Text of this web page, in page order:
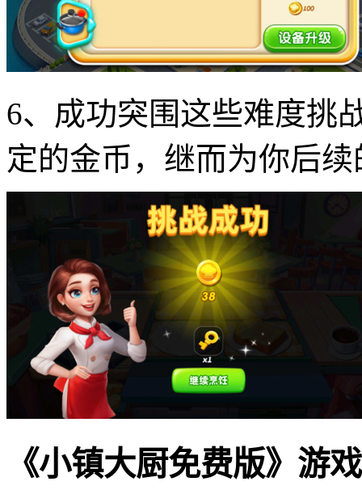
6、成功突围这些难度挑
定的金币，继而为你后
《小镇大厨免费版》游